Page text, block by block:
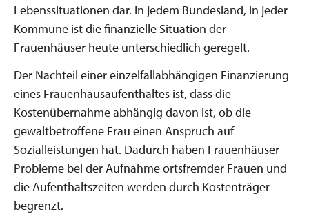
Lebenssituationen dar. In jedem Bundesland, in jeder
Kommune ist die finanzielle Situation der
Frauenhäuser heute unterschiedlich geregelt.
Der Nachteil einer einzelfallabhängigen Finanzierung
eines Frauenhausaufenthaltes ist, dass die
Kostenübernahme abhängig davon ist, ob die
gewaltbetroffene Frau einen Anspruch auf
Sozialleistungen hat. Dadurch haben Frauenhäuser
Probleme bei der Aufnahme ortsfremder Frauen und
die Aufenthaltszeiten werden durch Kostenträger
begrenzt.